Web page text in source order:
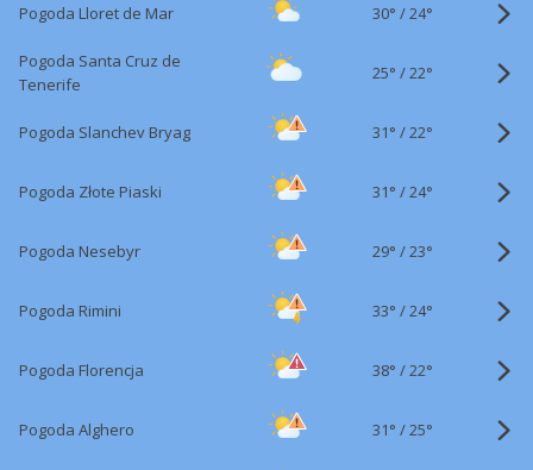
Pogoda Lloret de Mar 30° /24°
Pogoda Santa Cruz de
Tenerife
25° /22°
Pogoda Slanchev Bryag 31° /22°
Pogoda Złote Piaski 31° /24°
Pogoda Nesebyr 29° /23°
Pogoda Rimini 33° /24°
Pogoda Florencja 38° /22°
Pogoda Alghero 31° /25°